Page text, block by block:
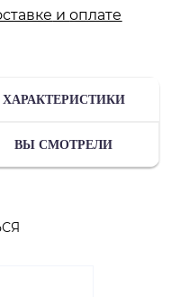
иоплате
ХАРАКТЕРИСТИКИ
ВЫ СМОТРЕЛИ